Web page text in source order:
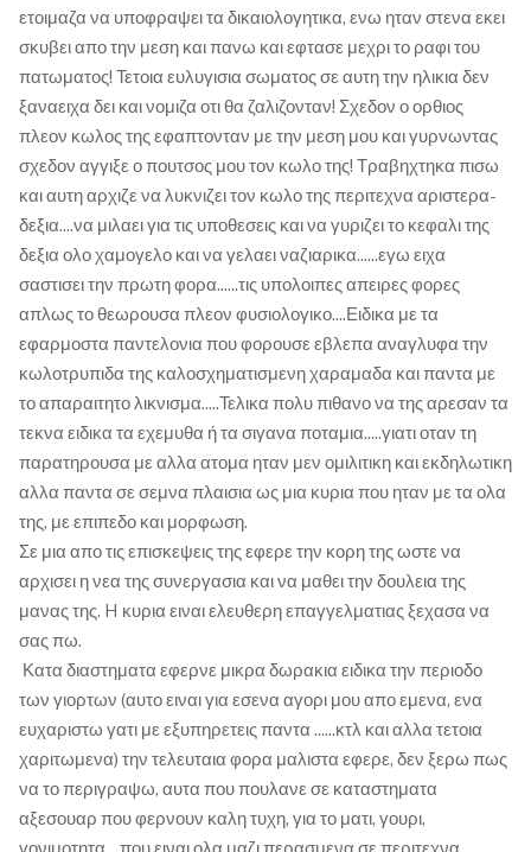
ετοιμαζα να υποφραψει τα δικαιολογητικα, ενω ηταν στενα εκει
σκυβει απο την μεση και πανω και εφτασε μεχρι το ραφι του
πατωματος! Τετοια ευλυγισια σωματος σε αυτη την ηλικια δεν
ξαναειχα δει και νομιζα οτι θα ζαλιζονταν! Σχεδον ο ορθιος
πλεον κωλος της εφαπτονταν με την μεση μου και γυρνωντας
σχεδον αγγιξε ο πουτσος μου τον κωλο της! Τραβηχτηκα πισω
και αυτη αρχιζε να λυκνιζει τον κωλο της περιτεχνα αριστερα-
δεξια....να μιλαει για τις υποθεσεις και να γυριζει το κεφαλι της
δεξια ολο χαμογελο και να γελαει ναζιαρικα......εγω ειχα
σαστισει την πρωτη φορα......τις υπολοιπες απειρες φορες
απλως το θεωρουσα πλεον φυσιολογικο....Ειδικα με τα
εφαρμοστα παντελονια που φορουσε εβλεπα αναγλυφα την
κωλοτρυπιδα της καλοσχηματισμενη χαραμαδα και παντα με
το απαραιτητο λικνισμα.....Τελικα πολυ πιθανο να της αρεσαν τα
τεκνα ειδικα τα εχεμυθα ή τα σιγανα ποταμια.....γιατι οταν τη
παρατηρουσα με αλλα ατομα ηταν μεν ομιλιτικη και εκδηλωτικη
αλλα παντα σε σεμνα πλαισια ως μια κυρια που ηταν με τα ολα
της, με επιπεδο και μορφωση.
Σε μια απο τις επισκεψεις της εφερε την κορη της ωστε να
αρχισει η νεα της συνεργασια και να μαθει την δουλεια της
μανας της. H κυρια ειναι ελευθερη επαγγελματιας ξεχασα να
σας πω.
Κατα διαστηματα εφερνε μικρα δωρακια ειδικα την περιοδο
των γιορτων (αυτο ειναι για εσενα αγορι μου απο εμενα, ενα
ευχαριστω γατι με εξυπηρετεις παντα ......κτλ και αλλα τετοια
χαριτωμενα) την τελευταια φορα μαλιστα εφερε, δεν ξερω πως
να το περιγραψω, αυτα που πουλανε σε καταστηματα
αξεσουαρ που φερνουν καλη τυχη, για το ματι, γουρι,